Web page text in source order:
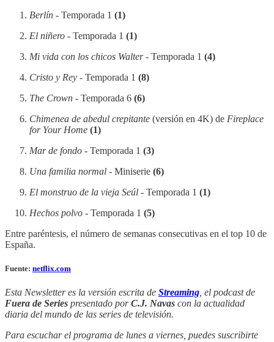
Berlín - Temporada 1 (1)
El niñero - Temporada 1 (1)
Mi vida con los chicos Walter- Temporada 1 (4)
Cristo y Rey - Temporada 1 (8)
The Crown - Temporada 6 (6)
Chimenea de abedul crepitante (versión en 4K) de Fireplace
for Your Home (1)
Mar de fondo - Temporada 1 (3)
Una familia normal - Miniserie (6)
El monstruo de la vieja Seúl - Temporada 1 (1)
Hechos polvo - Temporada 1 (5)
Entre paréntesis, el número de semanas consecutivas en el top 10 de
España.
Fuente: netflix.com
Esta Newsletter es la versión escrita de Streaming , el podcast de
Fuera de Series presentado porC.J. Navas con la actualidad
diaria del mundo de las series de televisión.
Para escuchar el programa de lunes a viernes, puedes suscribirte